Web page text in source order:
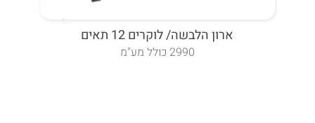
ארון הלבשה/ לוקרים 12 תאים
2990 כולל מע"מ